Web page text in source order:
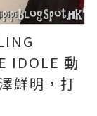
IDOLE 動
鮮明，打